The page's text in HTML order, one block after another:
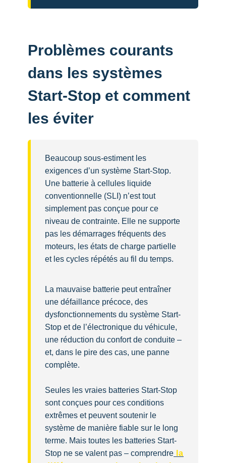
Problèmes courants
dans les systèmes
Start-Stop et comment
les éviter
Beaucoup sous-estiment les
exigences d’un système Start-Stop.
Une batterie à cellules liquide
conventionnelle (SLI) n’est tout
simplement pas conçue pour ce
niveau de contrainte. Elle ne supporte
pas les démarrages fréquents des
moteurs, les états de charge partielle
et les cycles répétés au fil du temps.
La mauvaise batterie peut entraîner
une défaillance précoce, des
dysfonctionnements du système Start-
Stop et de l’électronique du véhicule,
une réduction du confort de conduite –
et, dans le pire des cas, une panne
complète.
Seules les vraies batteries Start-Stop
sont conçues pour ces conditions
extrêmes et peuvent soutenir le
système de manière fiable sur le long
terme. Mais toutes les batteries Start-
Stop ne se valent pas – comprendre la